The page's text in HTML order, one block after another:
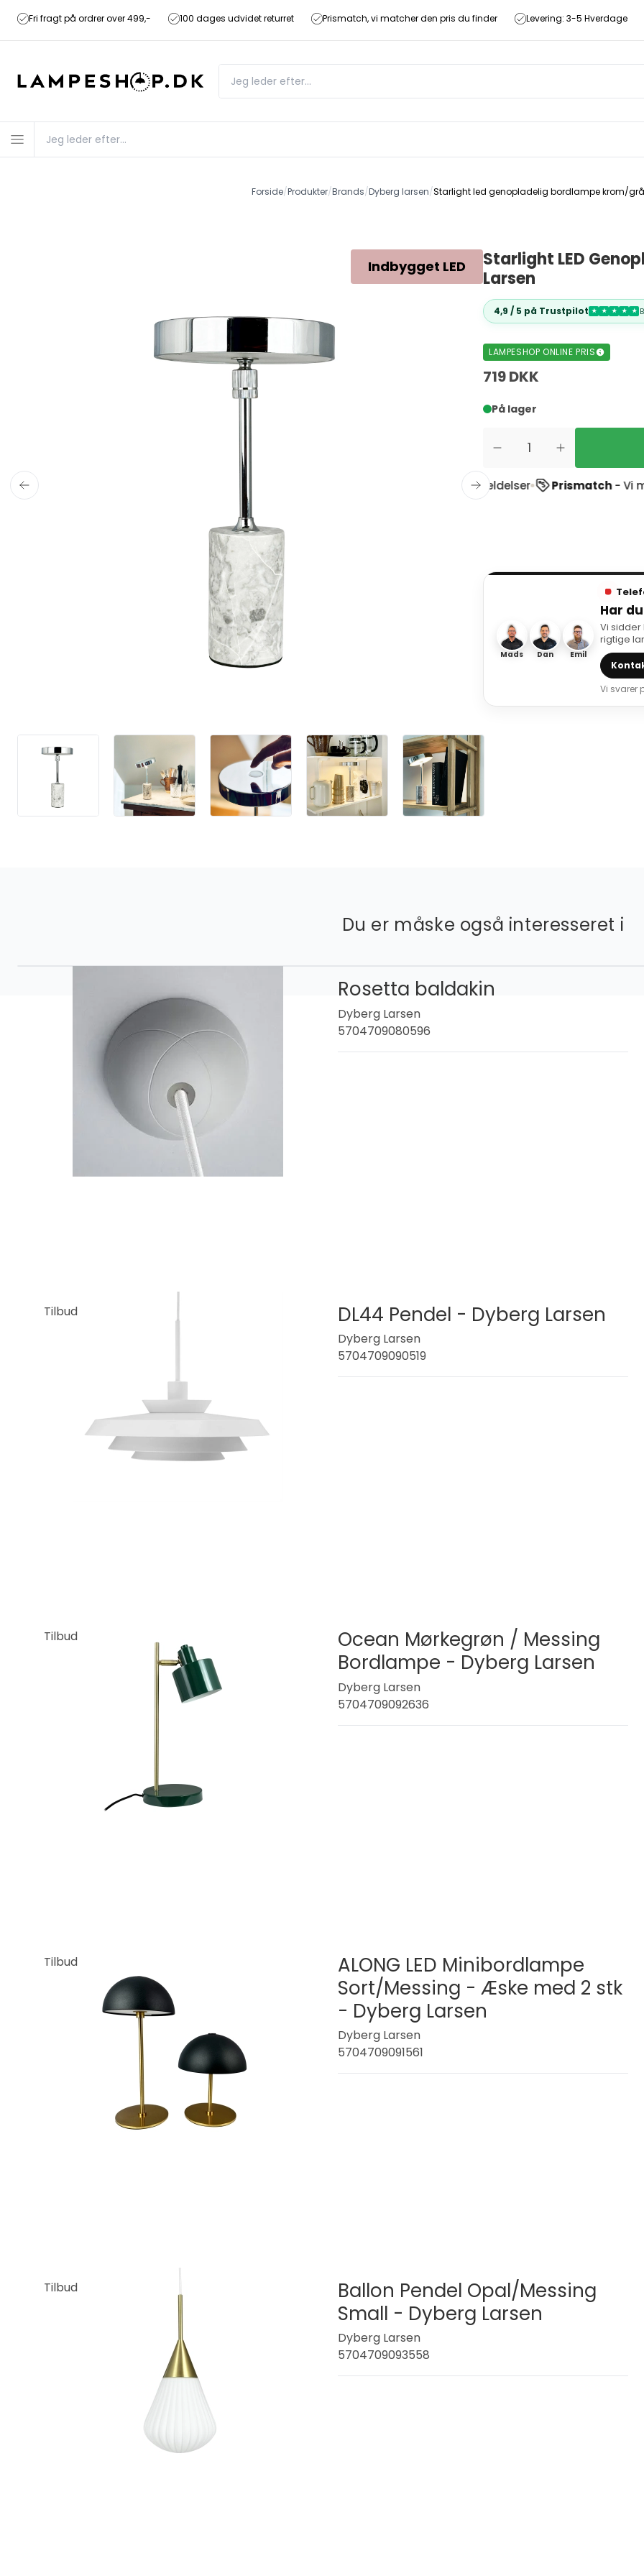
Fri fragt på ordrer over 499,- 100 dages udvidet returret Prismatch, vi matcher den pris du finder Levering: 3-5 Hverdage
Forside/Produkter/Brands/Dyberg larsen/Starlight led genopladelig bordlampe krom/
Indbygget LED
Starlight LED
Larsen
4,9 / 5 på Trustpilot ★ ★ ★ ★ ★
LAMPESHOP ONLINE PRIS
719 DKK
På lager
4,9 stjerner på Trustpilot ud af 1900+ anmeldelser Prismatch- Vi
Mads Dan Emil
Har
Vi
rigtige
Vi svarer
Du er måske også interesseret i
Rosetta baldakin
Dyberg Larsen
5704709080596
Tilbud DL44 Pendel - Dyberg Larsen
Dyberg Larsen
5704709090519
Tilbud
Ocean Mørkegrøn / Messing
Bordlampe - Dyberg Larsen
Dyberg Larsen
5704709092636
Tilbud
ALONG LED Minibordlampe
Sort/Messing - Æske med 2 stk
- Dyberg Larsen
Dyberg Larsen
5704709091561
Tilbud
Ballon Pendel Opal/Messing
Small - Dyberg Larsen
Dyberg Larsen
5704709093558